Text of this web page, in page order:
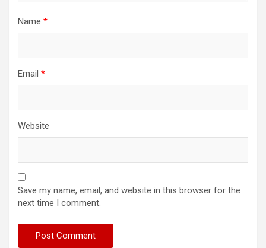
Name *
Email *
Website
Save my name, email, and website in this browser for the
next time I comment.